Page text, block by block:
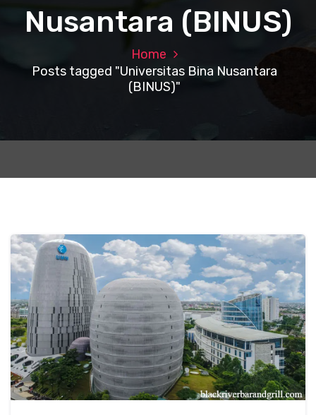
Nusantara (BINUS)
Home
Posts tagged "Universitas Bina Nusantara
(BINUS)"